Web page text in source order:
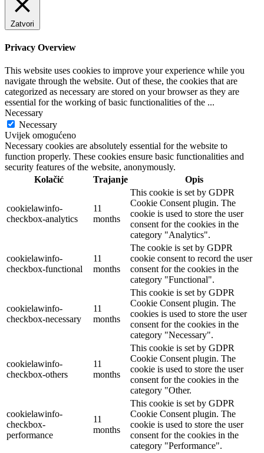
Zatvori
Privacy Overview
This website uses cookies to improve your experience while you
navigate through the website. Out of these, the cookies that are
categorized as necessary are stored on your browser as they are
essential for the working of basic functionalities of the ...
Necessary
Necessary
Uvijek omogućeno
Necessary cookies are absolutely essential for the website to
function properly. These cookies ensure basic functionalities and
security features of the website, anonymously.
Kolačić
Trajanje Opis
cookielawinfo-
checkbox-analytics
11
months
This cookie is set by GDPR
Cookie Consent plugin. The
cookie is used to store the user
consent for the cookies in the
category "Analytics".
cookielawinfo-
checkbox-functional
11
months
The cookie is set by GDPR
cookie consent to record the user
consent for the cookies in the
category "Functional".
cookielawinfo-
checkbox-necessary
11
months
This cookie is set by GDPR
Cookie Consent plugin. The
cookies is used to store the user
consent for the cookies in the
category "Necessary".
cookielawinfo-
checkbox-others
11
months
This cookie is set by GDPR
Cookie Consent plugin. The
cookie is used to store the user
consent for the cookies in the
category "Other.
cookielawinfo-
checkbox-
performance
11
months
This cookie is set by GDPR
Cookie Consent plugin. The
cookie is used to store the user
consent for the cookies in the
category "Performance".